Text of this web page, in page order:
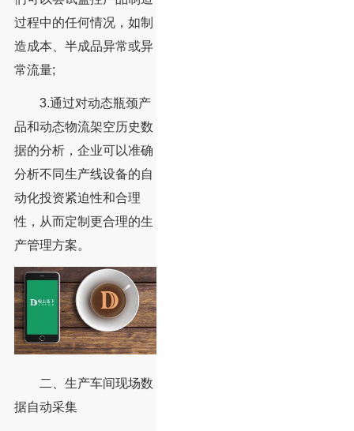
过程中的任何情况，如制
造成本、半成品异常或异
常流量;
3.通过对动态瓶颈产
品和动态物流架空历史数
据的分析，企业可以准确
分析不同生产线设备的自
动化投资紧迫性和合理
性，从而定制更合理的生
产管理方案。
二、生产车间现场数
据自动采集